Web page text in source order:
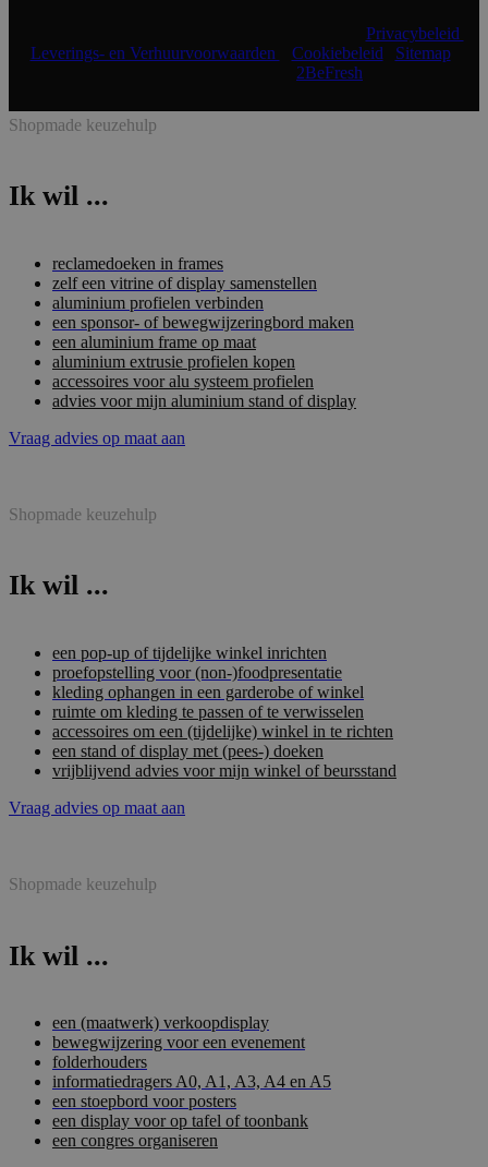
Privacybeleid
Leverings- en Verhuurvoorwaarden
Cookiebeleid Sitemap|
2BeFresh
Shopmade keuzehulp
Ik wil ...
reclamedoeken in frames
zelf een vitrine of display samenstellen
aluminium profielen verbinden
een sponsor- of bewegwijzeringbord maken
een aluminium frame op maat
aluminium extrusie profielen kopen
accessoires voor alu systeem profielen
advies voor mijn aluminium stand of display
Vraag advies op maat aan
Shopmade keuzehulp
Ik wil ...
een pop-up of tijdelijke winkel inrichten
proefopstelling voor (non-)foodpresentatie
kleding ophangen in een garderobe of winkel
ruimte om kleding te passen of te verwisselen
accessoires om een (tijdelijke) winkel in te richten
een stand of display met (pees-) doeken
vrijblijvend advies voor mijn winkel of beursstand
Vraag advies op maat aan
Shopmade keuzehulp
Ik wil ...
een (maatwerk) verkoopdisplay
bewegwijzering voor een evenement
folderhouders
informatiedragers A0, A1, A3, A4 en A5
een stoepbord voor posters
een display voor op tafel of toonbank
een congres organiseren